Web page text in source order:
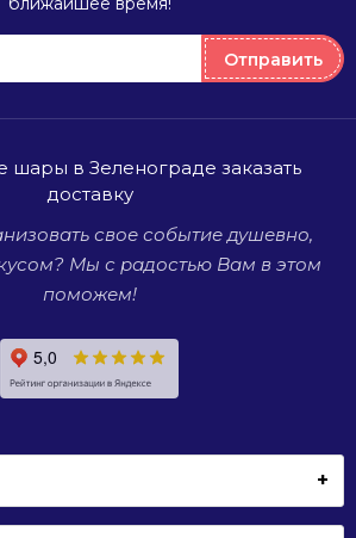
полностью
прозрачные,
и совсем
маленькие.
Отправить
свое событие душевно,
Мы с радостью Вам в этом
поможем!